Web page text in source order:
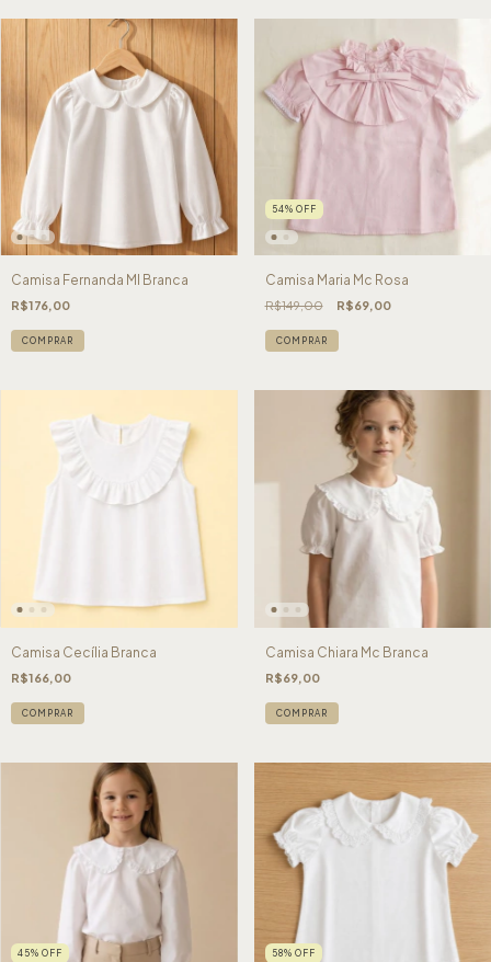
Camisa Fernanda Ml Branca
R$176,00
COMPRAR
54% OFF
Camisa Maria Mc Rosa
R$149,00 R$69,00
COMPRAR
Camisa Cecília Branca
R$166,00
COMPRAR
Camisa Chiara Mc Branca
R$69,00
COMPRAR
45% OFF 58% OFF